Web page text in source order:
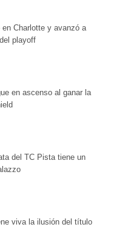
en Charlotte y avanzó a
playoff
en ascenso al ganar la
del TC Pista tiene un
viva la ilusión del título